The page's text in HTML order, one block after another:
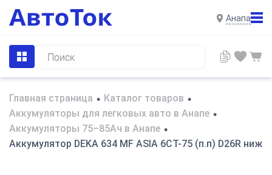
Анапа
Главная страница • Каталог товаров •
Аккумуляторы для легковых авто в Анапе •
Аккумуляторы 75–85Ач в Анапе •
Аккумулятор DEKA 634 MF ASIA 6СТ-75 (п.п) D26R